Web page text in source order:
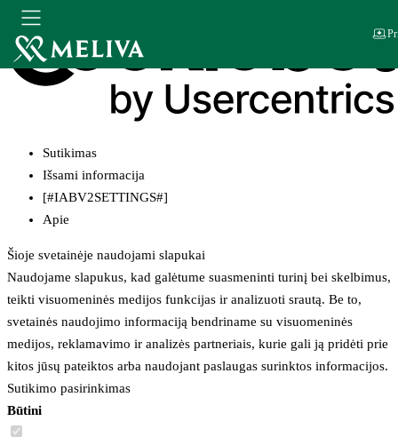
Sutikimas
Išsami informacija
[#IABV2SETTINGS#]
Apie
Šioje svetainėje naudojami slapukai
Naudojame slapukus, kad galėtume suasmeninti turinį bei skelbimus,
teikti visuomeninės medijos funkcijas ir analizuoti srautą. Be to,
svetainės naudojimo informaciją bendriname su visuomeninės
medijos, reklamavimo ir analizės partneriais, kurie gali ją pridėti prie
kitos jūsų pateiktos arba naudojant paslaugas surinktos informacijos.
Sutikimo pasirinkimas
Būtini